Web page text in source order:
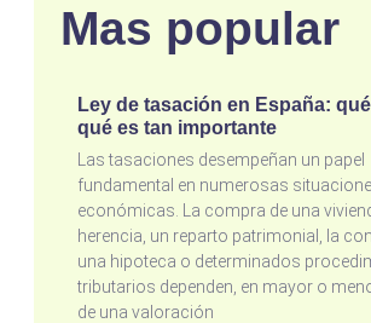
Mas popular
Ley de tasación en España:
qué es tan importante
Las tasaciones desempeñan un papel
fundamental en numerosas
económicas. La compra de una
herencia, un reparto patrimonial, la
una hipoteca o determinados
tributarios dependen, en mayor o
de una valoración